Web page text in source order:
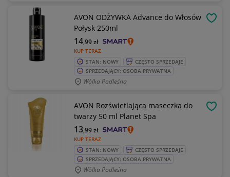
AVON ODŻYWKA Advance do Włosów
Połysk 250ml
KUP TERAZ
14,99zł
STAN: NOWY
CZĘSTO SPRZEDAJE
SPRZEDAJĄCY: OSOBA PRYWATNA
Wólka Podleśna
AVON Rozświetlająca maseczka do
twarzy 50 ml Planet Spa
KUP TERAZ
13,99zł
STAN: NOWY
CZĘSTO SPRZEDAJE
SPRZEDAJĄCY: OSOBA PRYWATNA
Wólka Podleśna